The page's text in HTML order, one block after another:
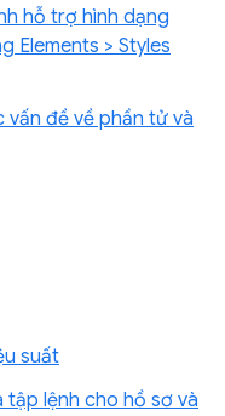
hỗ trợ hình dạng
Elements > Styles
vấn đề về phần tử và
suất
lệnh cho hồ sơ và